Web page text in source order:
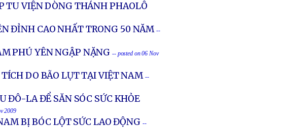
TU VIỆN DÒNG THÁNH PHAOLÔ
ĐỈNH CAO NHẤT TRONG 50 NĂM --
PHÚ YÊN NGẬP NẶNG -- posted on 06 Nov
DO BÃO LỤT TẠI VIỆT NAM --
ĐÔ-LA ĐỂ SĂN SÓC SỨC KHỎE
2009
BỊ BÓC LỘT SỨC LAO ĐỘNG --